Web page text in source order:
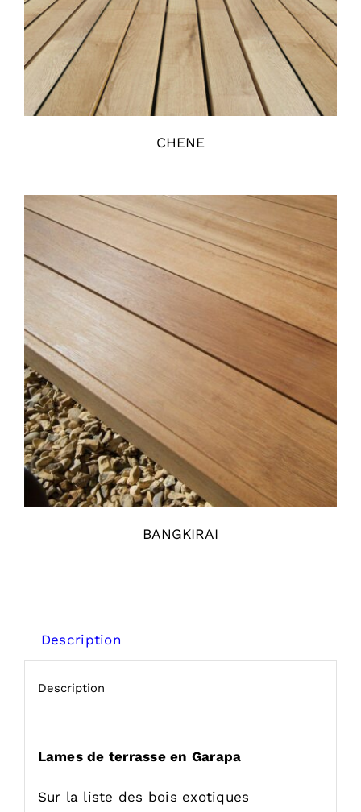
CHENE
BANGKIRAI
Description
Description
Lames de terrasse en Garapa
Sur la liste des bois exotiques